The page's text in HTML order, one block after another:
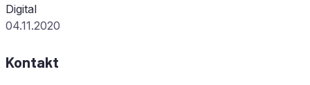
Digital
04.11.2020
Kontakt